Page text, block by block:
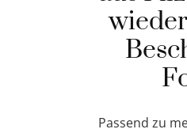
Passend zu